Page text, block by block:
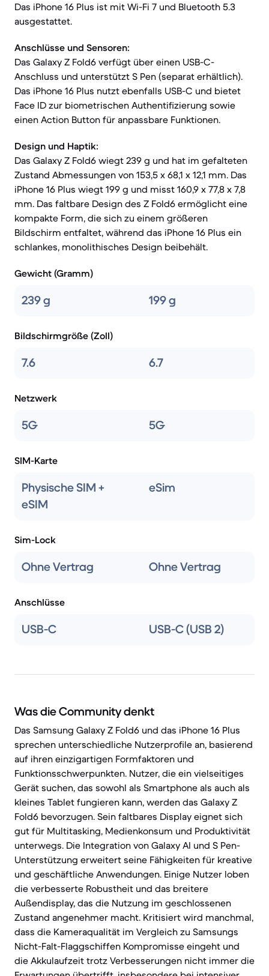
Das iPhone 16 Plus ist mit Wi-Fi 7 und Bluetooth 5.3
ausgestattet.
Anschlüsse und Sensoren:
Das Galaxy Z Fold6 verfügt über einen USB-C-
Anschluss und unterstützt S Pen (separat erhältlich).
Das iPhone 16 Plus nutzt ebenfalls USB-C und bietet
Face ID zur biometrischen Authentifizierung sowie
einen Action Button für anpassbare Funktionen.
Design und Haptik:
Das Galaxy Z Fold6 wiegt 239 g und hat im gefalteten
Zustand Abmessungen von 153,5 x 68,1 x 12,1 mm. Das
iPhone 16 Plus wiegt 199 g und misst 160,9 x 77,8 x 7,8
mm. Das faltbare Design des Z Fold6 ermöglicht eine
kompakte Form, die sich zu einem größeren
Bildschirm entfaltet, während das iPhone 16 Plus ein
schlankes, monolithisches Design beibehält.
Gewicht (Gramm)
239 g 199 g
Bildschirmgröße (Zoll)
7.6 6.7
Netzwerk
5G 5G
SIM-Karte
Physische SIM +
eSIM
eSim
Sim-Lock
Ohne Vertrag Ohne Vertrag
Anschlüsse
USB-C USB-C (USB 2)
Was die Community denkt
Das Samsung Galaxy Z Fold6 und das iPhone 16 Plus
sprechen unterschiedliche Nutzerprofile an, basierend
auf ihren einzigartigen Formfaktoren und
Funktionsschwerpunkten. Nutzer, die ein vielseitiges
Gerät suchen, das sowohl als Smartphone als auch als
kleines Tablet fungieren kann, werden das Galaxy Z
Fold6 bevorzugen. Sein faltbares Display eignet sich
gut für Multitasking, Medienkonsum und Produktivität
unterwegs. Die Integration von Galaxy AI und S Pen-
Unterstützung erweitert seine Fähigkeiten für kreative
und geschäftliche Anwendungen. Einige Nutzer loben
die verbesserte Robustheit und das breitere
Außendisplay, das die Nutzung im geschlossenen
Zustand angenehmer macht. Kritisiert wird manchmal,
dass die Kameraqualität im Vergleich zu Samsungs
Nicht-Falt-Flaggschiffen Kompromisse eingeht und
die Akkulaufzeit trotz Verbesserungen nicht immer die